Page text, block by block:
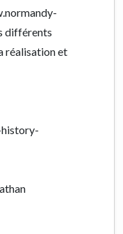
différents
réalisation et